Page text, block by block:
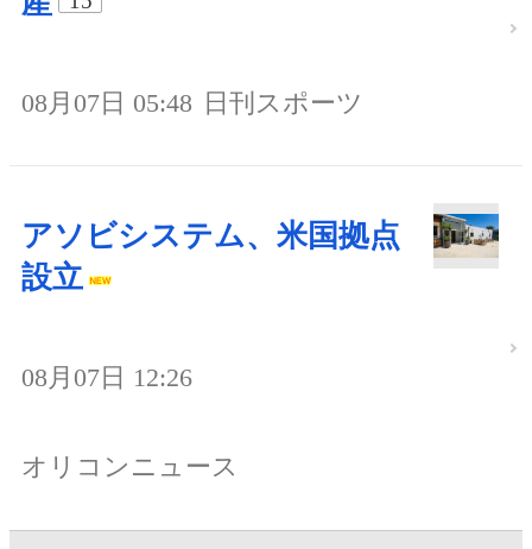
08月07日 05:48 日刊スポーツ
アソビシステム、米国拠点
設立
08月07日 12:26
オリコンニュース